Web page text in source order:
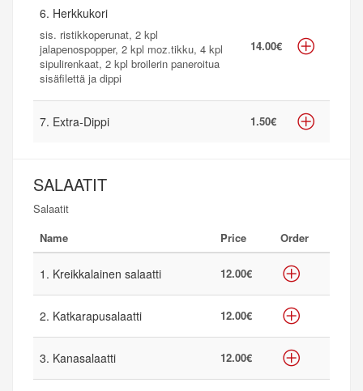
6. Herkkukori
sis. ristikkoperunat, 2 kpl
jalapenospopper, 2 kpl moz.tikku, 4 kpl
sipulirenkaat, 2 kpl broilerin paneroitua
sisäfilettä ja dippi
14.00€
7. Extra-Dippi 1.50€
SALAATIT
Salaatit
Name
Price Order
1. Kreikkalainen salaatti 12.00€
2. Katkarapusalaatti 12.00€
3. Kanasalaatti 12.00€